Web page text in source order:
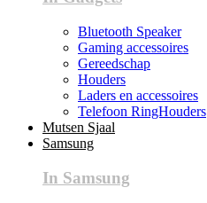
Bluetooth Speaker
Gaming accessoires
Gereedschap
Houders
Laders en accessoires
Telefoon RingHouders
Mutsen Sjaal
Samsung
In Samsung